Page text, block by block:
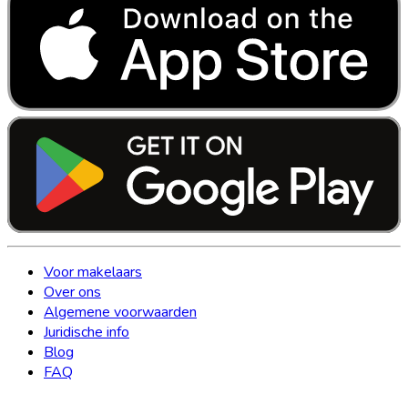
Voor makelaars
Over ons
Algemene voorwaarden
Juridische info
Blog
FAQ